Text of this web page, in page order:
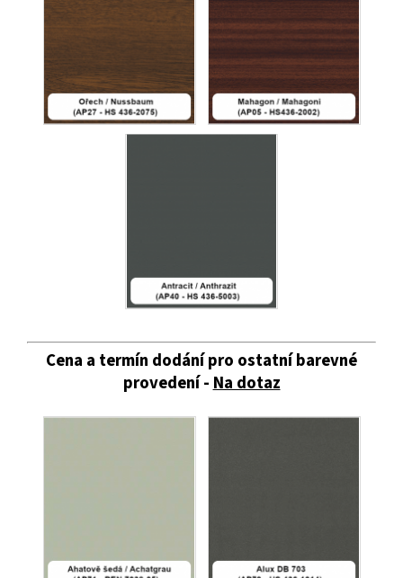
Cena a termín dodání pro ostatní barevné
provedení -Na dotaz